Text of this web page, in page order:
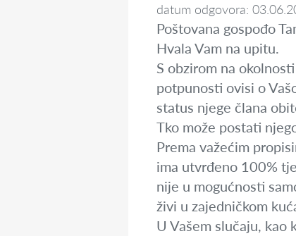
datum odgovora:
Poštovana gospođo
Hvala Vam na upitu.
S obzirom na
potpunosti ovisi o
status njege člana
Tko može postati
Prema važećim
ima utvrđeno 100%
nije u mogućnosti
živi u zajedničkom
U Vašem slučaju, kao